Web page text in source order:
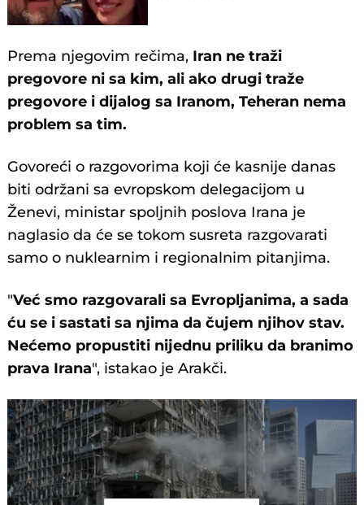
Prema njegovim rečima, Iran ne traži
pregovore ni sa kim, ali ako drugi traže
pregovore i dijalog sa Iranom, Teheran nema
problem sa tim.
Govoreći o razgovorima koji će kasnije danas
biti održani sa evropskom delegacijom u
Ženevi, ministar spoljnih poslova Irana je
naglasio da će se tokom susreta razgovarati
samo o nuklearnim i regionalnim pitanjima.
"Već smo razgovarali sa Evropljanima, a sada
ću se i sastati sa njima da čujem njihov stav.
Nećemo propustiti nijednu priliku da branimo
prava Irana", istakao je Arakči.